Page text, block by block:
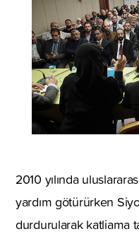
2010 yılında
yardım götürürken
durdurularak katliama